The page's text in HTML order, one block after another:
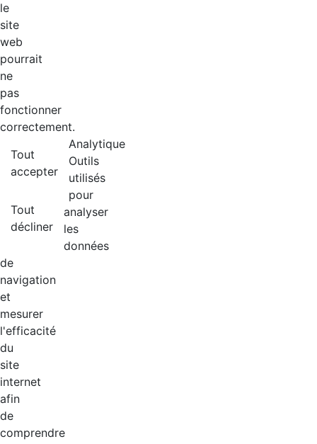
le
site
web
pourrait
ne
pas
fonctionner
correctement.
Tout
accepter
Tout
décliner
Analytique
Outils
utilisés
pour
analyser
les
données
de
navigation
et
mesurer
l'efficacité
du
site
internet
afin
de
comprendre